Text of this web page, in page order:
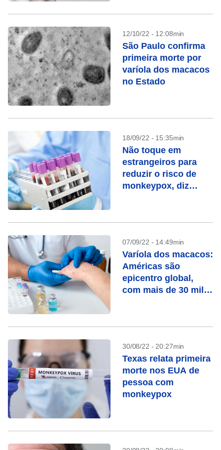
12/10/22 - 12:08min
São Paulo confirma
primeira morte por
varíola dos macacos
no Estado
18/09/22 - 15:35min
Não toque em
estrangeiros para
reduzir o risco de
monkeypox, diz
07/09/22 - 14:49min
Varíola dos macacos:
Américas são
epicentro global,
com mais de 30 mil
30/08/22 - 20:27min
Texas relata primeira
morte nos EUA de
pessoa com
monkeypox